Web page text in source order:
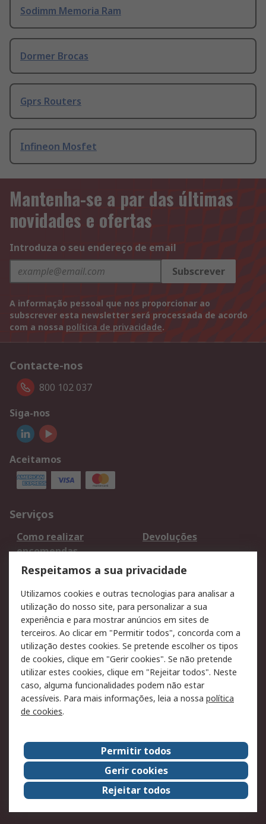
Sodimm Memoria Ram
Dormer Brocas
Gprs Routers
Infineon Mosfet
Mantenha-se a par das últimas
novidades e ofertas
Introduza o seu endereço de email
Subscrever
A informação pessoal que nos proporcionar ao
subscrever esta newsletter será processada de acordo
com a nossa política de privacidade.
Contacte-nos
800 102 037
Siga-nos
Aceitamos
Serviços
Como realizar
encomendas
Devoluções
Formas de entrega
Qualidade e ambiente
Pagamento e
faturação
Legal
Aviso legal
Política de cookies
Política de privacidade
- Atualizada
Segurança de emails
Condições de venda
Sobre a RS
A RS no mundo
RS Group
Sobre a RS
Trabalhar na RS
ESG
Respeitamos a sua privacidade
Utilizamos cookies e outras tecnologias para analisar a
utilização do nosso site, para personalizar a sua
experiência e para mostrar anúncios em sites de
terceiros. Ao clicar em "Permitir todos", concorda com a
utilização destes cookies. Se pretende escolher os tipos
de cookies, clique em "Gerir cookies". Se não pretende
utilizar estes cookies, clique em "Rejeitar todos". Neste
caso, alguma funcionalidades podem não estar
acessíveis. Para mais informações, leia a nossa política
de cookies.
Permitir todos
Gerir cookies
Rejeitar todos